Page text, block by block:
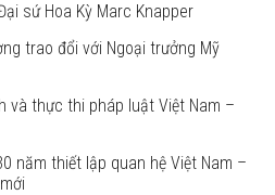
sứ Hoa Kỳ Marc Knapper
trao đổi với Ngoại trưởng Mỹ
và thực thi pháp luật Việt Nam –
năm thiết lập quan hệ Việt Nam –